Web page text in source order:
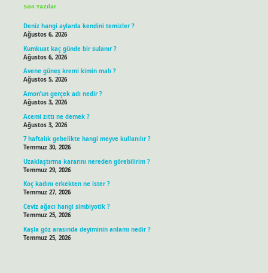
Son Yazılar
Deniz hangi aylarda kendini temizler ?
Ağustos 6, 2026
Kumkuat kaç günde bir sulanır ?
Ağustos 6, 2026
Avene güneş kremi kimin malı ?
Ağustos 5, 2026
Amon’un gerçek adı nedir ?
Ağustos 3, 2026
Acemi zıttı ne demek ?
Ağustos 3, 2026
7 haftalık gebelikte hangi meyve kullanılır ?
Temmuz 30, 2026
Uzaklaştırma kararını nereden görebilirim ?
Temmuz 29, 2026
Koç kadını erkekten ne ister ?
Temmuz 27, 2026
Ceviz ağacı hangi simbiyotik ?
Temmuz 25, 2026
Kaşla göz arasında deyiminin anlamı nedir ?
Temmuz 25, 2026